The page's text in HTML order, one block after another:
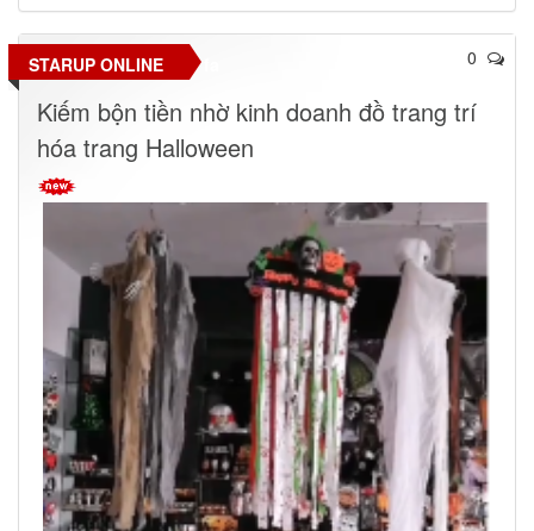
STARUP ONLINE 0
Kiếm bộn tiền nhờ kinh doanh đồ trang trí
hóa trang Halloween